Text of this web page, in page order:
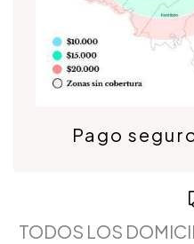
Pago
TODOS LOS